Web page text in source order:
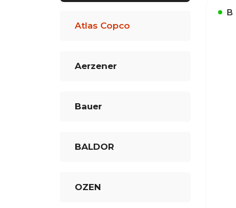
Atlas Copco
Aerzener
Bauer
BALDOR
OZEN
В